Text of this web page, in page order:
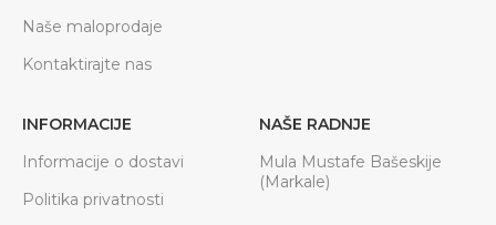
Naše maloprodaje
Kontaktirajte nas
INFORMACIJE
Informacije o dostavi
Politika privatnosti
NAŠE RADNJE
Mula Mustafe Bašeskije
(Markale)